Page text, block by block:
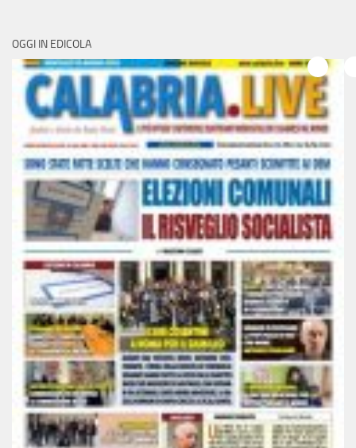
OGGI IN EDICOLA